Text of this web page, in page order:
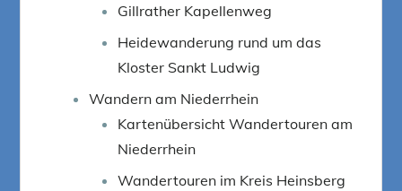
Gillrather Kapellenweg
Heidewanderung rund um das
Kloster Sankt Ludwig
Wandern am Niederrhein
Kartenübersicht Wandertouren am
Niederrhein
Wandertouren im Kreis Heinsberg